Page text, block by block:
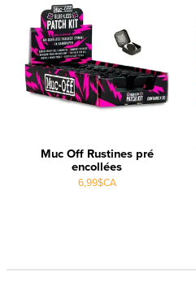
Muc Off Rustines pré
encollées
6,99$CA